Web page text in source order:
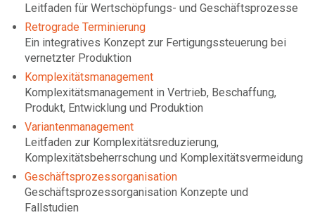
Leitfaden für Wertschöpfungs- und Geschäftsprozesse
Retrograde Terminierung
Ein integratives Konzept zur Fertigungssteuerung bei
vernetzter Produktion
Komplexitätsmanagement
Komplexitätsmanagement in Vertrieb, Beschaffung,
Produkt, Entwicklung und Produktion
Variantenmanagement
Leitfaden zur Komplexitätsreduzierung,
Komplexitätsbeherrschung und Komplexitätsvermeidung
Geschäftsprozessorganisation
Geschäftsprozessorganisation Konzepte und
Fallstudien